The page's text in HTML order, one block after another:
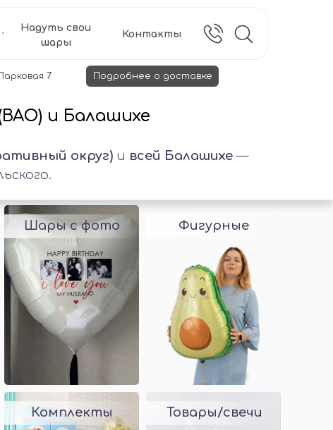
Надуть свои
шары
Контакты
Подробнее о доставке
7
и Балашихе
округ) и всей Балашихе —
Шары с фото Фигурные
Комплекты Товары/свечи